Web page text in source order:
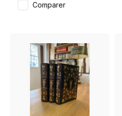
Comparer